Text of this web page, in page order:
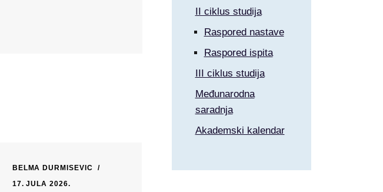
BELMA DURMISEVIC
17. JULA 2026.
II ciklus studija
Raspored nastave
Raspored ispita
III ciklus studija
Međunarodna
saradnja
Akademski kalendar